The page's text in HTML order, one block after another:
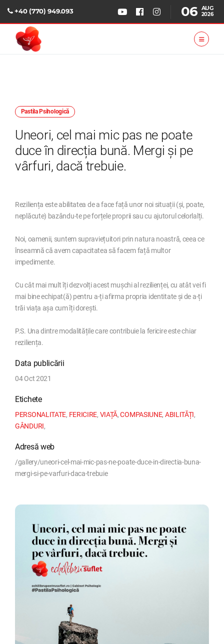
+40 (770) 949.093 06 AUG
2026
Pastila Psihologică
Uneori, cel mai mic pas ne poate
duce în direcția bună. Mergi și pe
vârfuri, dacă trebuie.
Reziliența este abilitatea de a face față unor noi situații (și, poate,
neplăcute) bazându-te pe forțele proprii sau cu ajutorul celorlalți.
Noi, oamenii, suntem supraviețuitori prin natura noastră, ceea ce
înseamnă că avem capacitatea să facem față multor
impedimente.
Cu cât mai mult îți dezvolți acest mușchi al rezilienței, cu atât vei fi
mai bine echipat(ă) pentru a-ți afirma propria identitate și de a-ți
trăi viața așa cum îți dorești.
P.S. Una dintre modalitățile care contribuie la fericire este chiar
reziliența.
Data publicării
04 Oct 2021
Etichete
PERSONALITATE, FERICIRE, VIAȚĂ,COMPASIUNE, ABILITĂȚI,
GÂNDURI,
Adresă web
/gallery/uneori-cel-mai-mic-pas-ne-poate-duce-in-directia-buna-
mergi-si-pe-varfuri-daca-trebuie